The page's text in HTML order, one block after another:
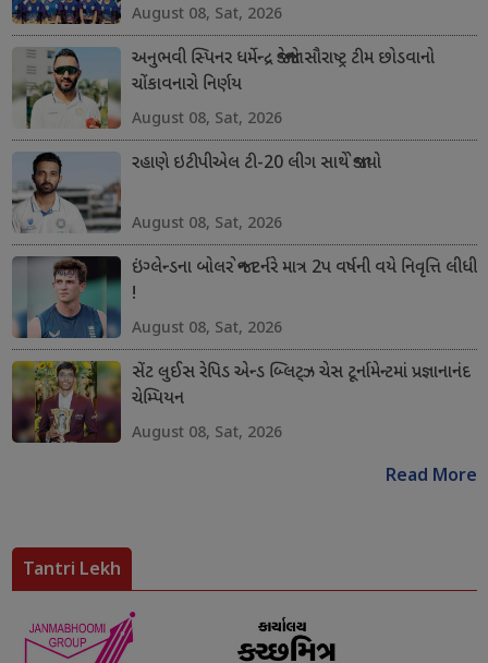
August 08, Sat, 2026
અનુભવી સ્પિનર ધર્મેન્દ્ર જાડેજાનો સૌરાષ્ટ્ર ટીમ છોડવાનો
ચોંકાવનારો નિર્ણય
August 08, Sat, 2026
રહાણે ઇટીપીએલ ટી-20 લીગ સાથે જોડાયો
August 08, Sat, 2026
ઇંગ્લેન્ડના બોલર જોન ટર્નરે માત્ર 2પ વર્ષની વયે નિવૃત્તિ લીધી
!
August 08, Sat, 2026
સેંટ લુઈસ રેપિડ એન્ડ બ્લિટ્ઝ ચેસ ટૂર્નામેન્ટમાં પ્રજ્ઞાનાનંદ
ચેમ્પિયન
August 08, Sat, 2026
Read More
Tantri Lekh